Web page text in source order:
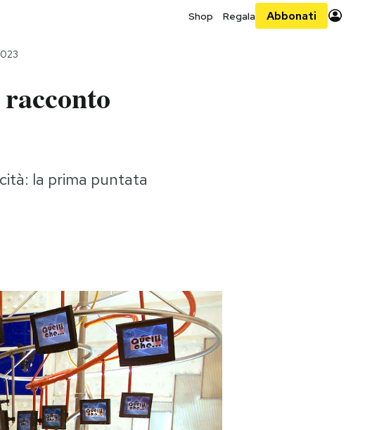
Shop Regala Abbonati
la prima puntata